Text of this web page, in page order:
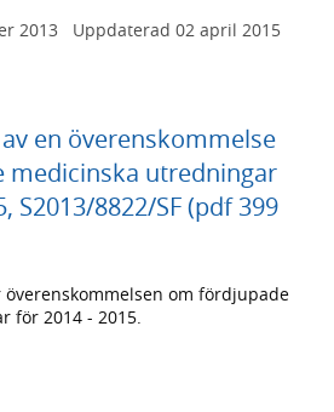
2013 Uppdaterad 02 april 2015
en överenskommelse
medicinska utredningar
S2013/8822/SF (pdf 399
överenskommelsen om fördjupade
för 2014 - 2015.